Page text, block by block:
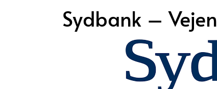
Sydbank – Vejen